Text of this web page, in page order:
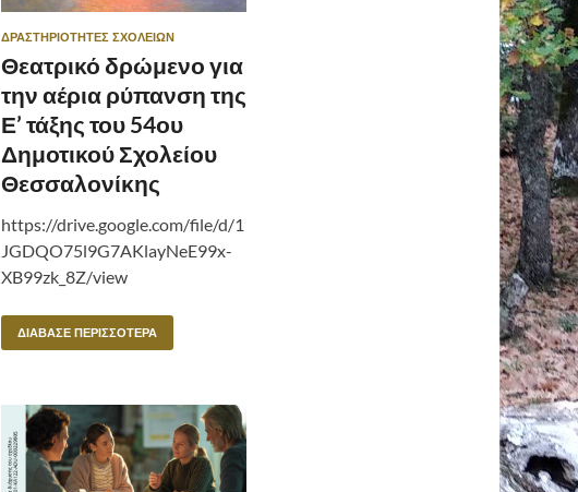
ΔΡΑΣΤΗΡΙΌΤΗΤΕΣ ΣΧΟΛΕΊΩΝ
Θεατρικό δρώμενο για
την αέρια ρύπανση της
Ε’ τάξης του 54ου
Δημοτικού Σχολείου
Θεσσαλονίκης
https://drive.google.com/file/d/1
JGDQO75l9G7AKlayNeE99x-
XB99zk_8Z/view
ΔΙΆΒΑΣΕ ΠΕΡΙΣΣΌΤΕΡΑ